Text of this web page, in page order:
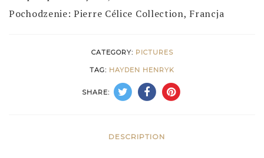
Pochodzenie: Pierre Célice Collection, Francja
CATEGORY: PICTURES
TAG: HAYDEN HENRYK
SHARE:
DESCRIPTION